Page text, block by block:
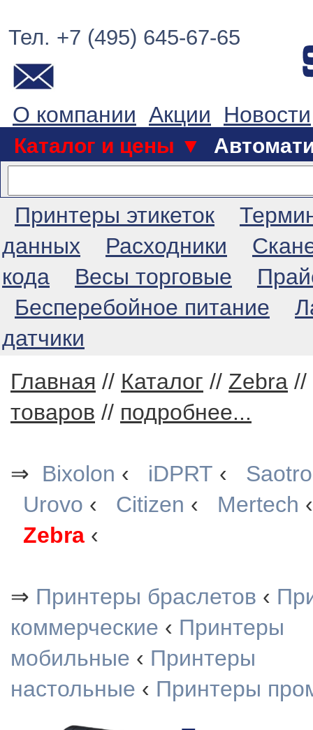
Тел. +7 (495) 645-67-65
О компании Акции Новости
Каталог и цены ▼
Принтеры этикеток
данных
Расходники
кода
Весы торговые
Бесперебойное питание
датчики
Главная // Каталог // Zebra //
товаров // подробнее...
⇒ Bixolon ‹ iDPRT ‹
Urovo ‹ Citizen ‹ Mertech
Zebra ‹
⇒ Принтеры браслетов ‹
коммерческие ‹ Принтеры
мобильные ‹ Принтеры
настольные ‹ Принтеры